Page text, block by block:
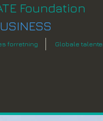
Foundation
forretning Globale